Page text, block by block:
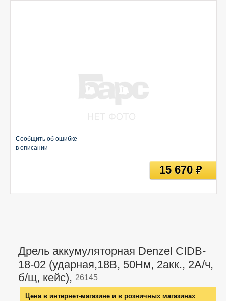
Дрель аккумуляторная Denzel CIDB-
18-02 (ударная,18В, 50Нм, 2акк., 2А/ч,
б/щ, кейс), 26145
Цена в интернет-магазине и в розничных магазинах
Сообщить об ошибке
в описании
15 670руб